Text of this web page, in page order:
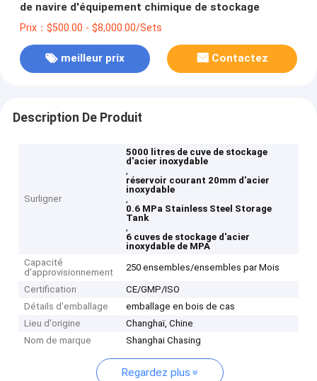
de navire d'équipement chimique de stockage
Prix：$500.00 - $8,000.00/Sets
meilleur prix Contactez
Description De Produit
Surligner
5000 litres de cuve de stockage
d'acier inoxydable
,
réservoir courant 20mm d'acier
inoxydable
,
0.6 MPa Stainless Steel Storage
Tank
,
6 cuves de stockage d'acier
inoxydable de MPA
Capacité
d'approvisionnement
250 ensembles/ensembles par Mois
Certification
CE/GMP/ISO
Détails d'emballage
emballage en bois de cas
Lieu d'origine
Changhaï, Chine
Nom de marque
Shanghai Chasing
Regardez plus